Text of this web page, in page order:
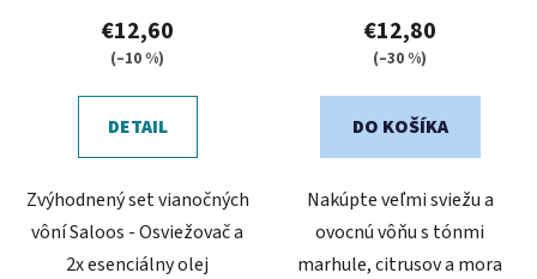
€12,60
(–10 %)
DETAIL
Zvýhodnený set vianočných
vôní Saloos - Osviežovač a
2x esenciálny olej
€12,80
(–30 %)
DO KOŠÍKA
Nakúpte veľmi sviežu a
ovocnú vôňu s tónmi
marhule, citrusov a mora